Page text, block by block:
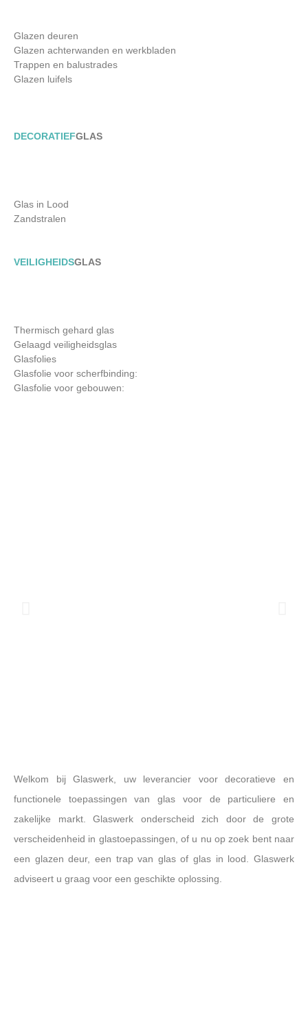
Glazen deuren
Glazen achterwanden en werkbladen
Trappen en balustrades
Glazen luifels
DECORATIEFGLAS
Glas in Lood
Zandstralen
VEILIGHEIDSGLAS
Thermisch gehard glas
Gelaagd veiligheidsglas
Glasfolies
Glasfolie voor scherfbinding:
Glasfolie voor gebouwen:
consectetur adipiscing elit dolor
Welkom bij Glaswerk, uw leverancier voor decoratieve en
functionele toepassingen van glas voor de particuliere en
zakelijke markt. Glaswerk onderscheid zich door de grote
verscheidenheid in glastoepassingen, of u nu op zoek bent naar
een glazen deur, een trap van glas of glas in lood. Glaswerk
adviseert u graag voor een geschikte oplossing.